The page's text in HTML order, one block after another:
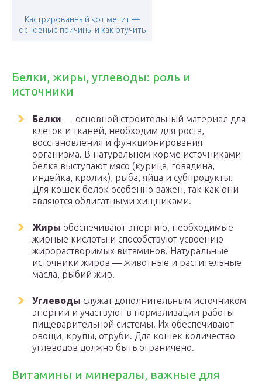
Кастрированный кот метит —
основные причины и как отучить
Белки, жиры, углеводы: роль и
источники
Белки — основной строительный материал для
клеток и тканей, необходим для роста,
восстановления и функционирования
организма. В натуральном корме источниками
белка выступают мясо (курица, говядина,
индейка, кролик), рыба, яйца и субпродукты.
Для кошек белок особенно важен, так как они
являются облигатными хищниками.
Жиры обеспечивают энергию, необходимые
жирные кислоты и способствуют усвоению
жирорастворимых витаминов. Натуральные
источники жиров — животные и растительные
масла, рыбий жир.
Углеводы служат дополнительным источником
энергии и участвуют в нормализации работы
пищеварительной системы. Их обеспечивают
овощи, крупы, отруби. Для кошек количество
углеводов должно быть ограничено.
Витамины и минералы, важные для